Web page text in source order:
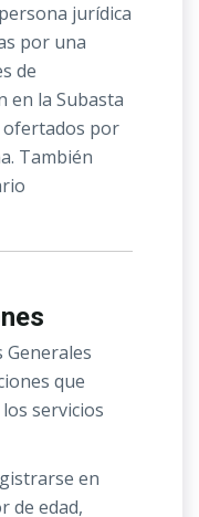
jurídica
por una
de
en la Subasta
ofertados por
También
Generales
que
servicios
en
de edad,